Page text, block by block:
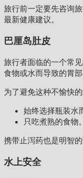
旅行前一定要先咨询
最新健康建议。
巴厘岛肚皮
旅行者面临的一个常
食物或水而导致的胃部
为了避免这种不愉快的
始终选择瓶装水
只吃煮熟的食物。
携带止泻药也是明智的
水上安全